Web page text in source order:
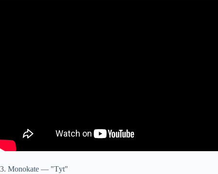
3. Monokate — "Тyt"